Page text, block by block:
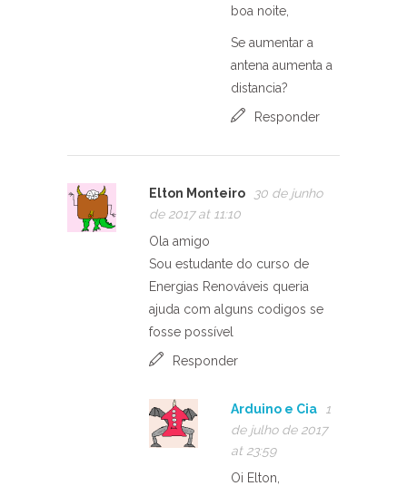
boa noite,
Se aumentar a
antena aumenta a
distancia?
Responder
Elton Monteiro
30 de junho
de 2017 at 11:10
Ola amigo
Sou estudante do curso de
Energias Renováveis queria
ajuda com alguns codigos se
fosse possível
Responder
Arduino e Cia
1
de julho de 2017
at 23:59
Oi Elton,